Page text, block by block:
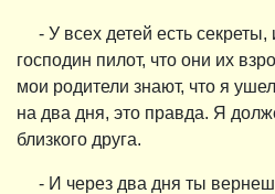
- У всех детей есть
господин пилот, что они их
мои родители знают, что я
на два дня, это правда. Я
близкого друга.
- И через два дня ты